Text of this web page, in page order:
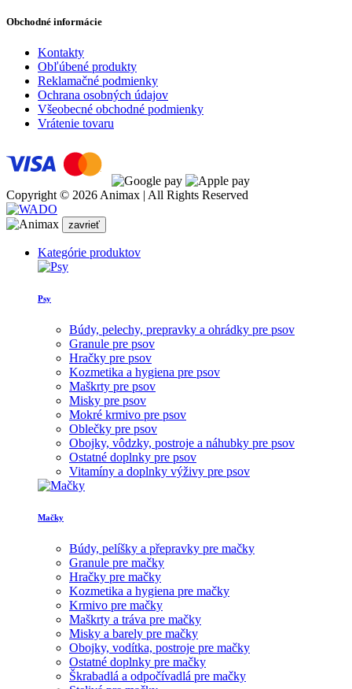
Obchodné informácie
Kontakty
Obľúbené produkty
Reklamačné podmienky
Ochrana osobných údajov
Všeobecné obchodné podmienky
Vrátenie tovaru
Copyright © 2026 Animax | All Rights Reserved
zavrieť
Kategórie produktov
Psy
Búdy, pelechy, prepravky a ohrádky pre psov
Granule pre psov
Hračky pre psov
Kozmetika a hygiena pre psov
Maškrty pre psov
Misky pre psov
Mokré krmivo pre psov
Oblečky pre psov
Obojky, vôdzky, postroje a náhubky pre psov
Ostatné doplnky pre psov
Vitamíny a doplnky výživy pre psov
Mačky
Búdy, pelíšky a přepravky pre mačky
Granule pre mačky
Hračky pre mačky
Kozmetika a hygiena pre mačky
Krmivo pre mačky
Maškrty a tráva pre mačky
Misky a barely pre mačky
Obojky, vodítka, postroje pre mačky
Ostatné doplnky pre mačky
Škrabadlá a odpočívadlá pre mačky